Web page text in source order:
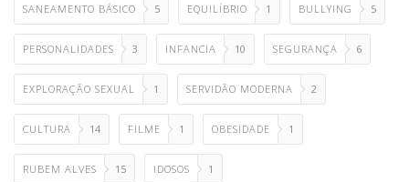
SANEAMENTO BÁSICO 5 EQUILÍBRIO 1 BULLYING 5
PERSONALIDADES 3 INFANCIA 10 SEGURANÇA 6
EXPLORAÇÃO SEXUAL 1 SERVIDÃO MODERNA 2
CULTURA 14 FILME 1 OBESIDADE 1
RUBEM ALVES 15 IDOSOS 1